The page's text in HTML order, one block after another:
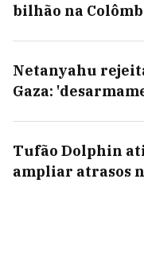
bilhão na
Netanyahu
Gaza:
Tufão Dolphin
ampliar atrasos